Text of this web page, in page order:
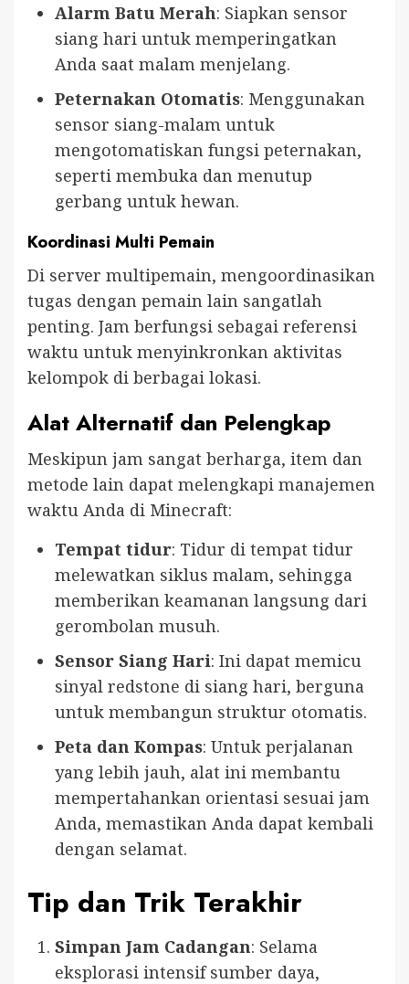
Alarm Batu Merah: Siapkan sensor
siang hari untuk memperingatkan
Anda saat malam menjelang.
Peternakan Otomatis: Menggunakan
sensor siang-malam untuk
mengotomatiskan fungsi peternakan,
seperti membuka dan menutup
gerbang untuk hewan.
Koordinasi Multi Pemain
Di server multipemain, mengoordinasikan
tugas dengan pemain lain sangatlah
penting. Jam berfungsi sebagai referensi
waktu untuk menyinkronkan aktivitas
kelompok di berbagai lokasi.
Alat Alternatif dan Pelengkap
Meskipun jam sangat berharga, item dan
metode lain dapat melengkapi manajemen
waktu Anda di Minecraft:
Tempat tidur: Tidur di tempat tidur
melewatkan siklus malam, sehingga
memberikan keamanan langsung dari
gerombolan musuh.
Sensor Siang Hari: Ini dapat memicu
sinyal redstone di siang hari, berguna
untuk membangun struktur otomatis.
Peta dan Kompas: Untuk perjalanan
yang lebih jauh, alat ini membantu
mempertahankan orientasi sesuai jam
Anda, memastikan Anda dapat kembali
dengan selamat.
Tip dan Trik Terakhir
Simpan Jam Cadangan: Selama
eksplorasi intensif sumber daya,